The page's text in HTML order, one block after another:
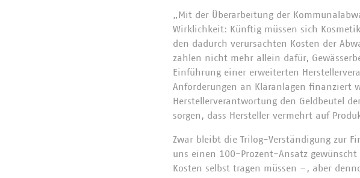
„Mit der Überarbeitung der
Wirklichkeit: Künftig müssen sich
den dadurch verursachten Kosten der
zahlen nicht mehr allein dafür,
Einführung einer erweiterten
Anforderungen an Kläranlagen finanziert
Herstellerverantwortung den Geldbeutel
sorgen, dass Hersteller vermehrt auf
Zwar bleibt die Trilog-Verständigung zur
uns einen 100-Prozent-Ansatz
Kosten selbst tragen müssen –, aber